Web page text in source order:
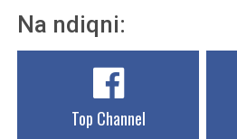
Na ndiqni:
Top Channel